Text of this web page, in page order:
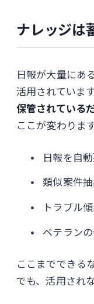
ナレッジは
日報が大量にあ
活用されていま
保管されている
ここが変わります
日報を自
類似案件
トラブル
ベテラン
ここまでできる
でも、活用され